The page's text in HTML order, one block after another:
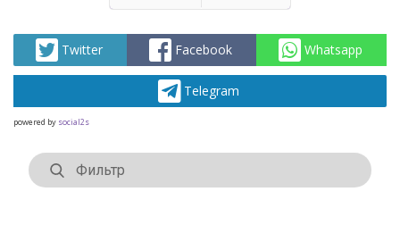
Артқа Алға
Twitter Facebook Whatsapp
Telegram
powered by social2s